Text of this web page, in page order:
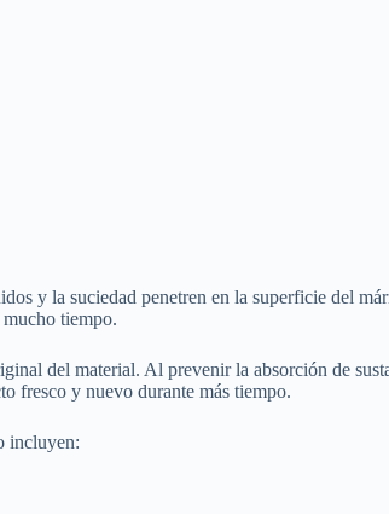
y la suciedad penetren en la superficie del
tiempo.
del material. Al prevenir la absorción de
fresco y nuevo durante más tiempo.
incluyen: